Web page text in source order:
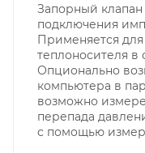
Запорный
подключения
Применяется
теплоносителя в
Опционально
компьютера в
возможно
перепада
с помощью